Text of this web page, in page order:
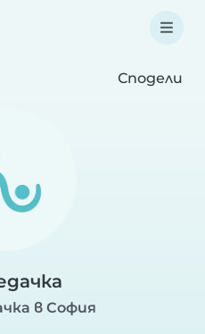
Сподели
в София